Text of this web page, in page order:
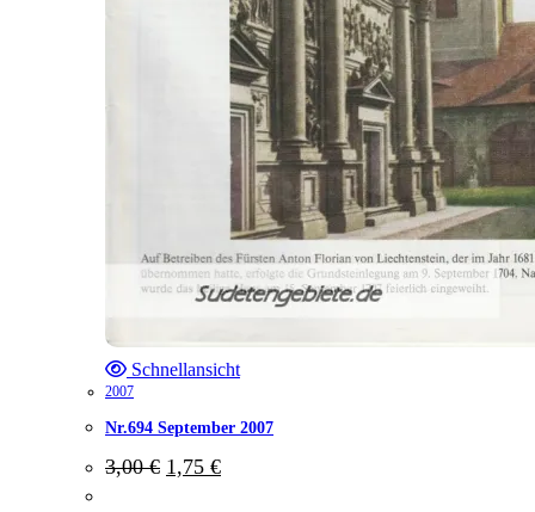
Schnellansicht
2007
Nr.694 September 2007
3,00€ Ursprünglicher
Preis
1,75 €Aktueller